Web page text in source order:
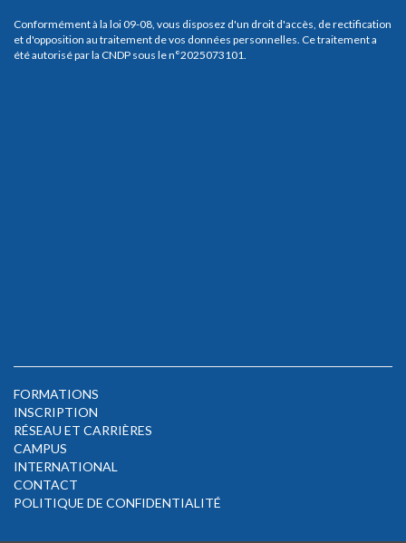
Conformément à la loi 09-08, vous disposez d'un droit d'accès, de rectification
et d'opposition au traitement de vos données personnelles. Ce traitement a
été autorisé par la CNDP sous le n°2025073101.
FORMATIONS
INSCRIPTION
RÉSEAU ET CARRIÈRES
CAMPUS
INTERNATIONAL
CONTACT
POLITIQUE DE CONFIDENTIALITÉ